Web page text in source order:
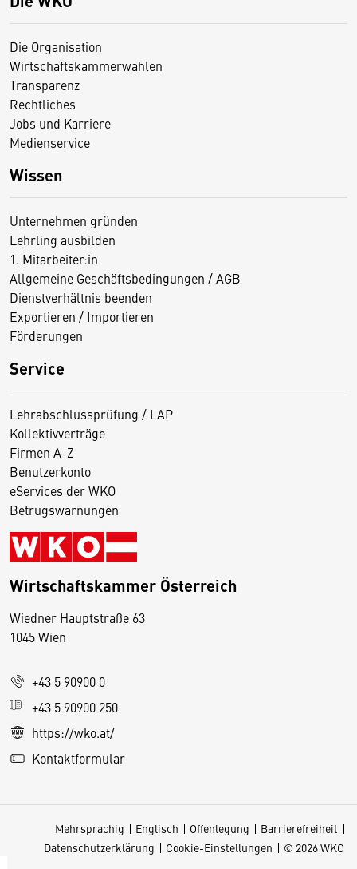
Die Organisation
Wirtschaftskammerwahlen
Transparenz
Rechtliches
Jobs und Karriere
Medienservice
Wissen
Unternehmen gründen
Lehrling ausbilden
1. Mitarbeiter:in
Allgemeine Geschäftsbedingungen / AGB
Dienstverhältnis beenden
Exportieren / Importieren
Förderungen
Service
Lehrabschlussprüfung / LAP
Kollektivverträge
Firmen A-Z
Benutzerkonto
eServices der WKO
Betrugswarnungen
Wirtschaftskammer Österreich
Wiedner Hauptstraße 63
1045 Wien
+43 5 90900 0
+43 5 90900 250
https://wko.at/
Kontaktformular
Mehrsprachig Englisch Offenlegung
Barrierefreiheit
Datenschutzerklärung
Cookie-Einstellungen © 2026 WKO
D
s
e
S
e